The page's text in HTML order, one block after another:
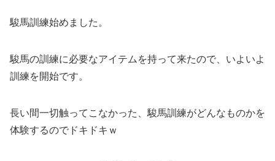
駿馬訓練始めました。
駿馬の訓練に必要なアイテムを持って来たので、いよいよ
訓練を開始です。
長い間一切触ってこなかった、駿馬訓練がどんなものかを
体験するのでドキドキｗ